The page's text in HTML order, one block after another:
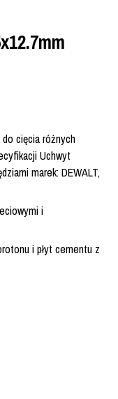
cięcia różnych
Uchwyt
marek: DEWALT,
i
i płyt cementu z